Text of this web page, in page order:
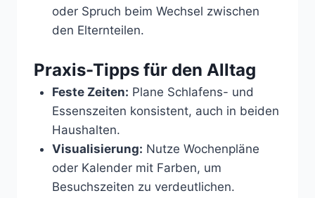
oder Spruch beim Wechsel zwischen
den Elternteilen.
Praxis-Tipps für den Alltag
Feste Zeiten: Plane Schlafens- und
Essenszeiten konsistent, auch in beiden
Haushalten.
Visualisierung: Nutze Wochenpläne
oder Kalender mit Farben, um
Besuchszeiten zu verdeutlichen.